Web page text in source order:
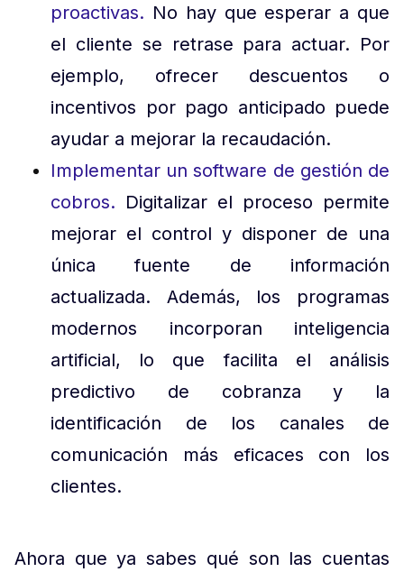
proactivas. No hay que esperar a que
el cliente se retrase para actuar. Por
ejemplo, ofrecer descuentos o
incentivos por pago anticipado puede
ayudar a mejorar la recaudación.
Implementar un software de gestión de
cobros. Digitalizar el proceso permite
mejorar el control y disponer de una
única fuente de información
actualizada. Además, los programas
modernos incorporan inteligencia
artificial, lo que facilita el análisis
predictivo de cobranza y la
identificación de los canales de
comunicación más eficaces con los
clientes.
Ahora que ya sabes qué son las cuentas